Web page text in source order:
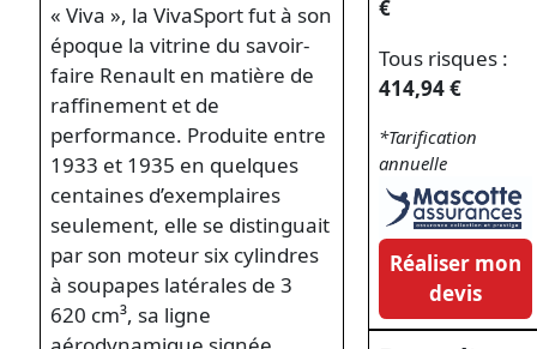
« Viva », la VivaSport fut à son
époque la vitrine du savoir-
faire Renault en matière de
raffinement et de
performance. Produite entre
1933 et 1935 en quelques
centaines d’exemplaires
seulement, elle se distinguait
par son moteur six cylindres
à soupapes latérales de 3
620 cm³, sa ligne
€
Tous risques :
414,94 €
*Tarification
annuelle
Réaliser mon
devis